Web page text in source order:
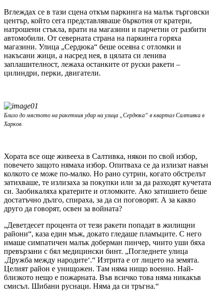
Вглеждах се в тази сцена откъм паркинга на малък търговски
център, който сега представляваше бъркотия от кратери,
натрошени стъкла, врати на магазини и парчетии от разбити
автомобили. От северната страна на паркинга горяха
магазини. Улица „Сердюка“ беше осеяна с отломки и
накъсани жици, а насред нея, в цялата си ленива
заплашителност, лежаха останките от руски ракети –
цилиндри, перки, двигатели.
Близо до мястото на ракетния удар на улица „Сердюка“ в квартал Салтивка в
Харков.
Хората все още живееха в Салтивка, някои по свой избор,
повечето защото нямаха избор. Опитваха се да излизат навън
колкото се може по-малко. Но рано сутрин, когато обстрелът
затихваше, те излизаха за покупки или за да разходят кучетата
си. Заобикаляха кратерите и отломките. Ако затишието беше
достатъчно дълго, спираха, за да си поговорят. А за какво
друго да говорят, освен за войната?
„Деветдесет процента от тези ракети попадат в жилищни
райони“, каза един мъж, докато гледаше пламъците. С него
имаше симпатичен малък доберман пинчер, чиито уши бяха
превързани с бял медицински бинт. „Погледнете улица
‚Дружба между народите‘.“ Изтрита е от лицето на земята.
Целият район е унищожен. Там няма нищо военно. Най-
близкото нещо е пожарната. Във всичко това няма никакъв
смисъл. Шибани руснаци. Няма да си тръгна.“